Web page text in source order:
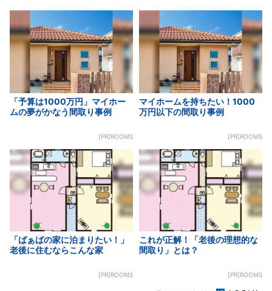
「予算は1000万円」マイホー
ムの夢がかなう間取り事例
[PR]ROOMS
マイホームを持ちたい！1000
万円以下の間取り事例
[PR]ROOMS
「ばぁばの家に泊まりたい！」
老後に住むならこんな家
[PR]ROOMS
これが正解！「老後の理想的な
間取り」とは？
[PR]ROOMS